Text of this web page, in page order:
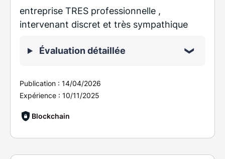
entreprise TRES professionnelle ,
intervenant discret et très sympathique
Évaluation détaillée
Publication : 14/04/2026
Expérience : 10/11/2025
Blockchain